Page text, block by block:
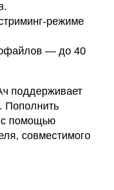
режиме
— до 40
поддерживает
Пополнить
с помощью
совместимого